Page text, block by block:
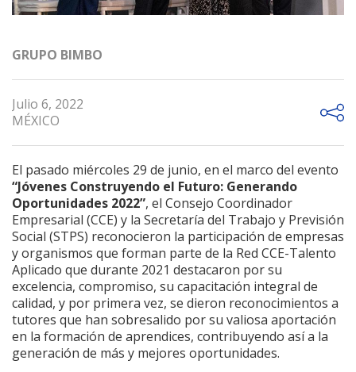
GRUPO BIMBO
Julio 6, 2022
MÉXICO
El pasado miércoles 29 de junio, en el marco del evento
“Jóvenes Construyendo el Futuro: Generando
Oportunidades 2022”, el Consejo Coordinador
Empresarial (CCE) y la Secretaría del Trabajo y Previsión
Social (STPS) reconocieron la participación de empresas
y organismos que forman parte de la Red CCE-Talento
Aplicado que durante 2021 destacaron por su
excelencia, compromiso, su capacitación integral de
calidad, y por primera vez, se dieron reconocimientos a
tutores que han sobresalido por su valiosa aportación
en la formación de aprendices, contribuyendo así a la
generación de más y mejores oportunidades.